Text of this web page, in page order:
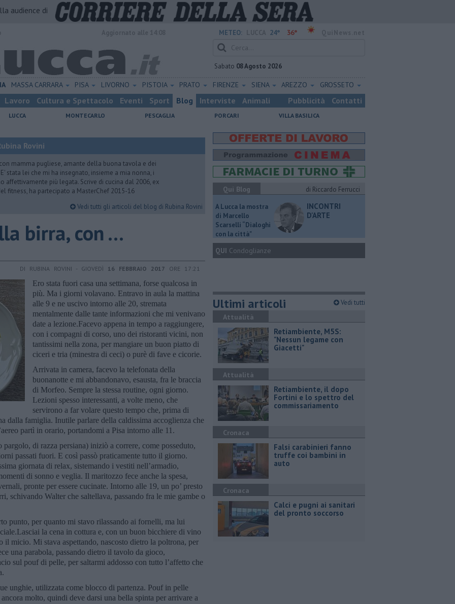
audience di
METEO: 24° 36°
Sabato 08 Agosto 2026
MASSA CARRARA PISA LIVORNO PISTOIA PRATO FIRENZE SIENA AREZZO GROSSETO
Lavoro Cultura e Spettacolo Eventi Sport Blog Interviste Animali Pubblicità Contatti
LUCCA MONTECARLO PESCAGLIA PORCARI VILLA BASILICA
Rovini
mamma pugliese, amante della buona tavola e dei
stata lei che mi ha insegnato, insieme a mia nonna, i
affettivamente più legata. Scrive di cucina dal 2006, ex
fitness, ha partecipato a MasterChef 2015-16
Vedi tutti gli articoli del blog di Rubina Rovini
birra, con ...
DI RUBINA ROVINI - GIOVEDÌ 16 FEBBRAIO 2017 ORE 17:21
Ero stata fuori casa una settimana, forse qualcosa in
più. Ma i giorni volavano. Entravo in aula la mattina
alle 9 e ne uscivo intorno alle 20, stremata
mentalmente dalle tante informazioni che mi venivano
date a lezione.Facevo appena in tempo a raggiungere,
con i compagni di corso, uno dei ristoranti vicini, non
tantissimi nella zona, per mangiare un buon piatto di
ciceri e tria (minestra di ceci) o purè di fave e cicorie.
Arrivata in camera, facevo la telefonata della
buonanotte e mi abbandonavo, esausta, fra le braccia
di Morfeo. Sempre la stessa routine, ogni giorno.
Lezioni spesso interessanti, a volte meno, che
servirono a far volare questo tempo che, prima di
dalla famiglia. Inutile parlare della caldissima accoglienza che
partì in orario, portandomi a Pisa intorno alle 11.
di razza persiana) iniziò a correre, come posseduto,
passati fuori. E così passò praticamente tutto il giorno.
giornata di relax, sistemando i vestiti nell’armadio,
di sonno e veglia. Il maritozzo fece anche la spesa,
pronte per essere cucinate. Intorno alle 19, un po’ presto
schivando Walter che saltellava, passando fra le mie gambe o
punto, per quanto mi stavo rilassando ai fornelli, ma lui
la cena in cottura e, con un buon bicchiere di vino
il micio. Mi stava aspettando, nascosto dietro la poltrona, per
una parabola, passando dietro il tavolo da gioco,
sul pouf di pelle, per saltarmi addosso con tutto l’affetto che
unghie, utilizzata come blocco di partenza. Pouf in pelle
molto, quindi deve darsi una bella spinta per arrivare a
Qui Blog
di Riccardo Ferrucci
A Lucca la mostra
di Marcello
Scarselli “Dialoghi
con la città"
INCONTRI
D'ARTE
QUI Condoglianze
Ultimi articoli Vedi tutti
Attualità
Retiambiente, M5S:
"Nessun legame con
Giacetti"
Attualità
Retiambiente, il dopo
Fortini e lo spettro del
commissariamento
Cronaca
Falsi carabinieri fanno
truffe coi bambini in
auto
Cronaca
Calci e pugni ai sanitari
del pronto soccorso